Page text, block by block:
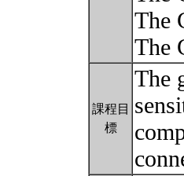
The
The
課程目
標
The